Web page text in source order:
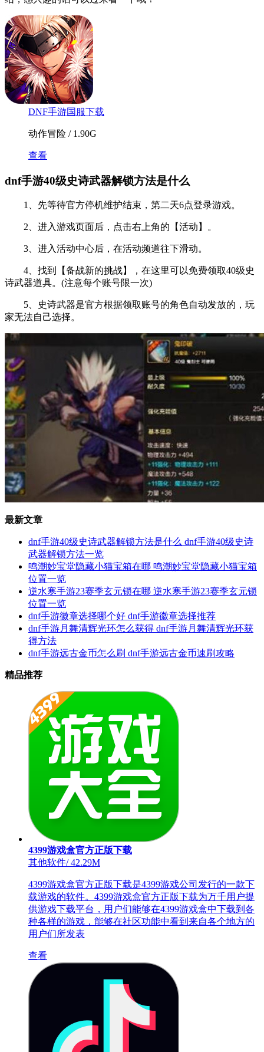
DNF手游国服下载
动作冒险 / 1.90G
查看
dnf手游40级史诗武器解锁方法是什么
1、先等待官方停机维护结束，第二天6点登录游戏。
2、进入游戏页面后，点击右上角的【活动】。
3、进入活动中心后，在活动频道往下滑动。
4、找到【备战新的挑战】，在这里可以免费领取40级史
诗武器道具。(注意每个账号限一次)
5、史诗武器是官方根据领取账号的角色自动发放的，玩
家无法自己选择。
最新文章
dnf手游40级史诗武器解锁方法是什么 dnf手游40级史诗
武器解锁方法一览
鸣潮妙宝堂隐藏小猫宝箱在哪 鸣潮妙宝堂隐藏小猫宝箱
位置一览
逆水寒手游23赛季玄元锁在哪 逆水寒手游23赛季玄元锁
位置一览
dnf手游徽章选择哪个好 dnf手游徽章选择推荐
dnf手游月舞清辉光环怎么获得 dnf手游月舞清辉光环获
得方法
dnf手游远古金币怎么刷 dnf手游远古金币速刷攻略
精品推荐
4399游戏盒官方正版下载
其他软件/42.29M
4399游戏盒官方正版下载是4399游戏公司发行的一款下
载游戏的软件。4399游戏盒官方正版下载为万千用户提
供游戏下载平台，用户们能够在4399游戏盒中下载到各
种各样的游戏，能够在社区功能中看到来自各个地方的
用户们所发表
查看